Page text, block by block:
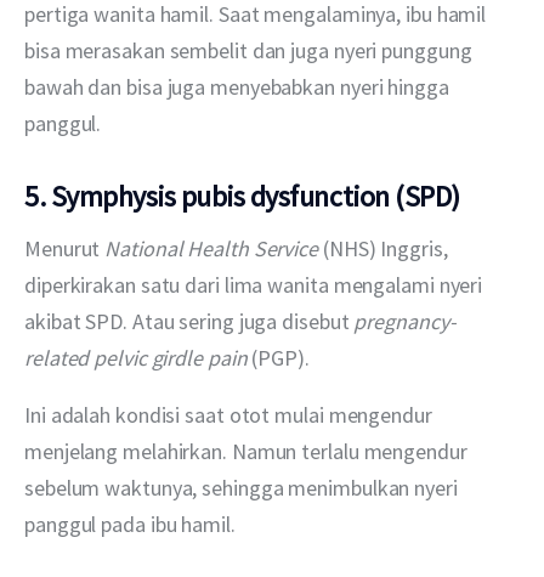
pertiga wanita hamil. Saat mengalaminya, ibu hamil
bisa merasakan sembelit dan juga nyeri punggung
bawah dan bisa juga menyebabkan nyeri hingga
panggul.
5. Symphysis pubis dysfunction (SPD)
Menurut National Health Service (NHS) Inggris,
diperkirakan satu dari lima wanita mengalami nyeri
akibat SPD. Atau sering juga disebut pregnancy-
related pelvic girdle pain (PGP).
Ini adalah kondisi saat otot mulai mengendur
menjelang melahirkan. Namun terlalu mengendur
sebelum waktunya, sehingga menimbulkan nyeri
panggul pada ibu hamil.